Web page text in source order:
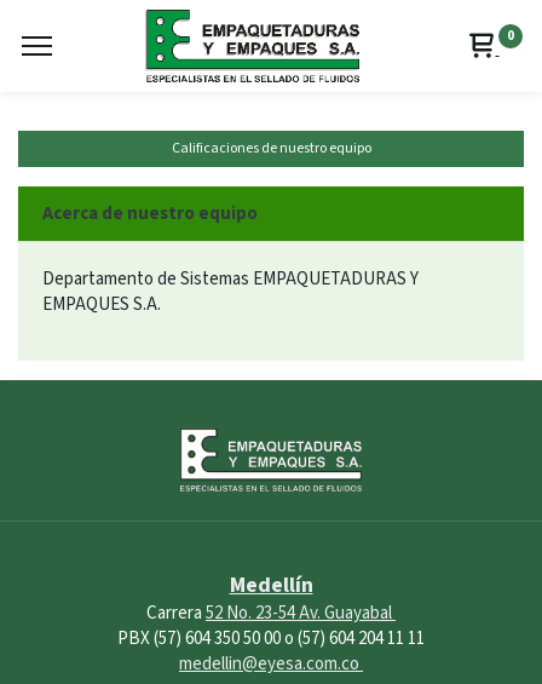
0
Calificaciones de nuestro equipo
Acerca de nuestro equipo
Departamento de Sistemas EMPAQUETADURAS Y
EMPAQUES S.A.
Medellín
Carrera52 No. 23-54 Av. Guayabal
PBX (57) 604 350 50 00 o (57) 604 204 11 11
medellin@eyesa.com.co